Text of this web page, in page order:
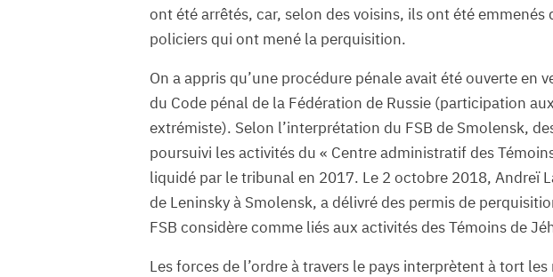
ont été arrêtés, car, selon des voisins, ils ont été
policiers qui ont mené la perquisition.
On a appris qu’une procédure pénale avait été ouverte en
du Code pénal de la Fédération de Russie (participation
extrémiste). Selon l’interprétation du FSB de Smolensk,
poursuivi les activités du « Centre administratif des
liquidé par le tribunal en 2017. Le 2 octobre 2018, Andreï
de Leninsky à Smolensk, a délivré des permis de
FSB considère comme liés aux activités des Témoins de
Les forces de l’ordre à travers le pays interprètent à tort